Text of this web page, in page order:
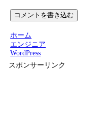
コメントを書き込む
ホーム
エンジニア
WordPress
スポンサーリンク